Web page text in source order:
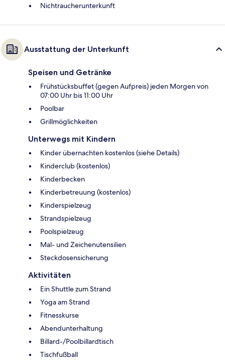
Nichtraucherunterkunft
Ausstattung der Unterkunft
Speisen und Getränke
Frühstücksbuffet (gegen Aufpreis) jeden Morgen von
07:00 Uhr bis 11:00 Uhr
Poolbar
Grillmöglichkeiten
Unterwegs mit Kindern
Kinder übernachten kostenlos (siehe Details)
Kinderclub (kostenlos)
Kinderbecken
Kinderbetreuung (kostenlos)
Kinderspielzeug
Strandspielzeug
Poolspielzeug
Mal- und Zeichenutensilien
Steckdosensicherung
Aktivitäten
Ein Shuttle zum Strand
Yoga am Strand
Fitnesskurse
Abendunterhaltung
Billard-/Poolbillardtisch
Tischfußball